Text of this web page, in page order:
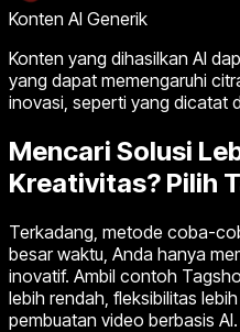
Konten AI Generik
Konten yang dihasilkan AI
yang dapat memengaruhi
inovasi, seperti yang dicatat
Mencari Solusi
Kreativitas? Pilih
Terkadang, metode coba-
besar waktu, Anda hanya
inovatif. Ambil contoh
lebih rendah, fleksibilitas
pembuatan video berbasis AI.